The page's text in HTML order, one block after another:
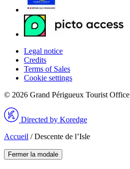
Legal notice
Credits
Terms of Sales
Cookie settings
© 2026 Grand Périgueux Tourist Office
Directed by Koredge
Accueil /Descente de l’Isle
Fermer la modale